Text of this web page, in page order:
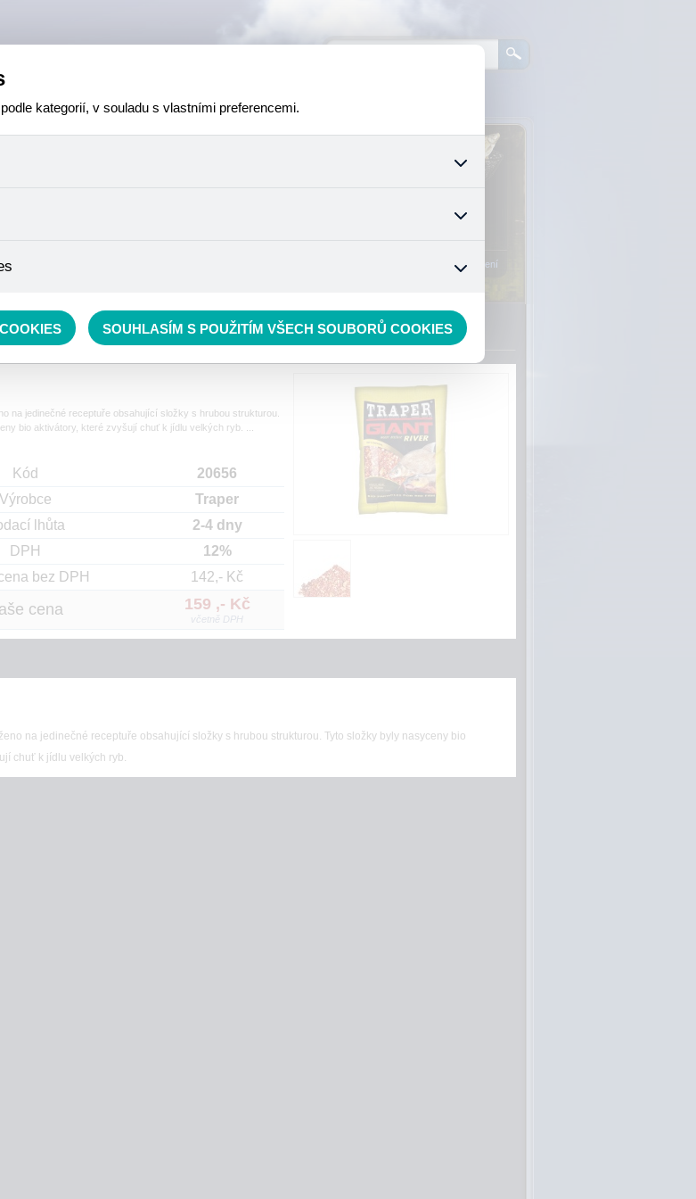
Přihlášení
SORTIMENT»
na jedinečné receptuře obsahující složky s hrubou strukturou.
bio aktivátory, které zvyšují chuť k jídlu velkých ryb. ...
Kód
20656
Výrobce
Traper
lhůta
2-4 dny
DPH
12%
bez DPH
142,- Kč
cena 159 ,- Kč
včetně DPH
na jedinečné receptuře obsahující složky s hrubou strukturou. Tyto složky byly nasyceny bio
chuť k jídlu velkých ryb.
kategorií, v souladu s vlastními preferencemi.
ovládání filtrů a také nastavení souhlasu s uživáním cookies. Pro tyto cookies
nelze přiřadit konkrétnímu uživateli. Proto nedokážeme zjistit navštívené
SOUHLASÍM S POUŽITÍM VŠECH SOUBORŮ COOKIES